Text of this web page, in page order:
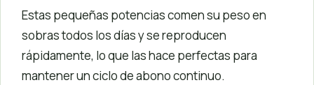
Estas pequeñas potencias comen su peso en
sobras todos los días y se reproducen
rápidamente, lo que las hace perfectas para
mantener un ciclo de abono continuo.